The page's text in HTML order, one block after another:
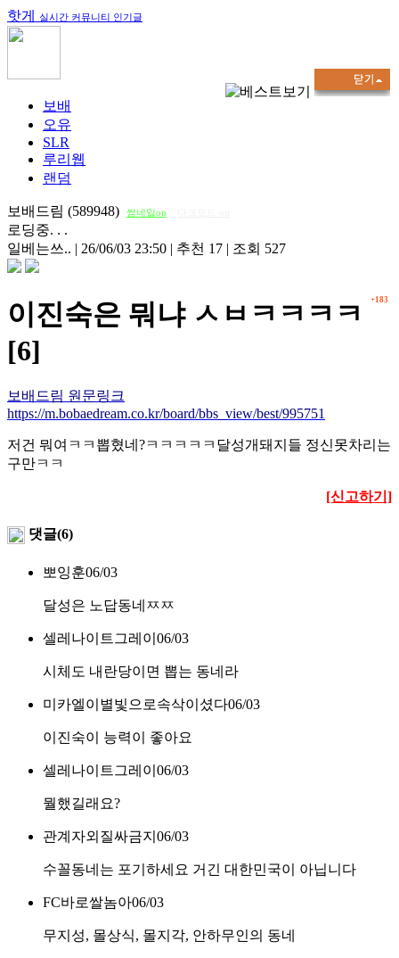
핫게 실시간 커뮤니티 인기글
보배
오유
SLR
루리웹
랜덤
보배드림 (589948) 썸네일on
로딩중. . .
일베는쓰.. | 26/06/03 23:50 | 추천 17 | 조회 527
이진숙은 뭐냐 ㅅㅂㅋㅋㅋㅋ +183
[6]
보배드림 원문링크
https://m.bobaedream.co.kr/board/bbs_view/best/995751
저건 뭐여ㅋㅋ뽑혔네?ㅋㅋㅋㅋㅋ달성개돼지들 정신못차리는
구만ㅋㅋ
[신고하기]
댓글(6)
뽀잉훈06/03
달성은 노답동네ㅉㅉ
셀레나이트그레이 06/03
시체도 내란당이면 뽑는 동네라
미카엘이별빛으로속삭이셨다06/03
이진숙이 능력이 좋아요
셀레나이트그레이 06/03
뭘했길래요?
관계자외질싸금지 06/03
수꼴동네는 포기하세요 거긴 대한민국이 아닙니다
FC바로쌀놈아06/03
무지성, 몰상식, 몰지각, 안하무인의 동네